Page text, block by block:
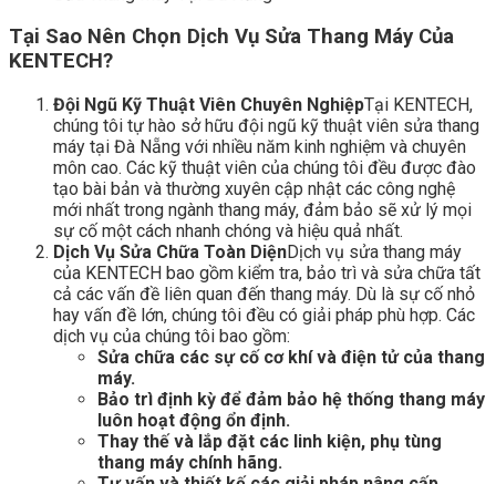
Tại Sao Nên Chọn Dịch Vụ Sửa Thang Máy Của
KENTECH?
Đội Ngũ Kỹ Thuật Viên Chuyên NghiệpTại KENTECH,
chúng tôi tự hào sở hữu đội ngũ kỹ thuật viên sửa thang
máy tại Đà Nẵng với nhiều năm kinh nghiệm và chuyên
môn cao. Các kỹ thuật viên của chúng tôi đều được đào
tạo bài bản và thường xuyên cập nhật các công nghệ
mới nhất trong ngành thang máy, đảm bảo sẽ xử lý mọi
sự cố một cách nhanh chóng và hiệu quả nhất.
Dịch Vụ Sửa Chữa Toàn DiệnDịch vụ sửa thang máy
của KENTECH bao gồm kiểm tra, bảo trì và sửa chữa tất
cả các vấn đề liên quan đến thang máy. Dù là sự cố nhỏ
hay vấn đề lớn, chúng tôi đều có giải pháp phù hợp. Các
dịch vụ của chúng tôi bao gồm:
Sửa chữa các sự cố cơ khí và điện tử của thang
máy.
Bảo trì định kỳ để đảm bảo hệ thống thang máy
luôn hoạt động ổn định.
Thay thế và lắp đặt các linh kiện, phụ tùng
thang máy chính hãng.